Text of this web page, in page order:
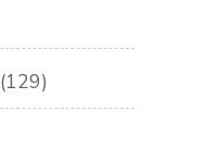
(129)